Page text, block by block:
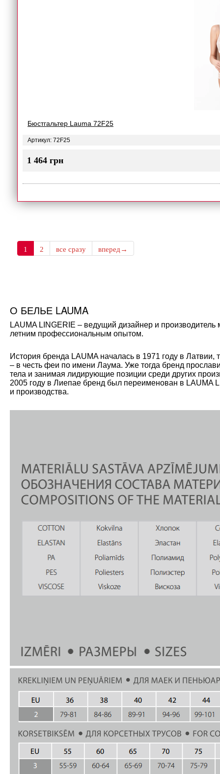
Бюстгальтер Lauma 72F25
Артикул: 72F25
1 464 грн
1 2 все сразу вперед→
О БЕЛЬЕ LAUMA
LAUMA LINGERIE – ведущий дизайнер и
летним профессиональным опытом.
История бренда LAUMA началась в 1971 году в
– в честь феи по имени Лаума. Уже тогда бренд
тела и занимая лидирующие позиции среди других
2005 году в Лиепае бренд был переименован в LAUMA
и производства.